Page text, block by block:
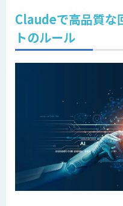
Claudeで高品質な
トのルール